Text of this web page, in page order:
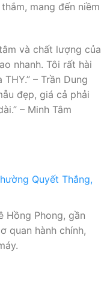
mang đến niềm
và chất lượng của
nhanh. Tôi rất hài
– Trần Dung
đẹp, giá cả phải
– Minh Tâm
Quyết Thắng,
Hồng Phong, gần
quan hành chính,